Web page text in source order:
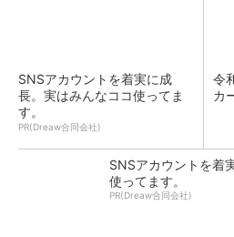
SNSアカウントを着実に成
長。実はみんなココ使ってま
す。
PR(Dreaw合同会社)
令
カ
SNSアカウントを着
使ってます。
PR(Dreaw合同会社)